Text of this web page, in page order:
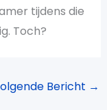
tijdens die
Toch?
Bericht →